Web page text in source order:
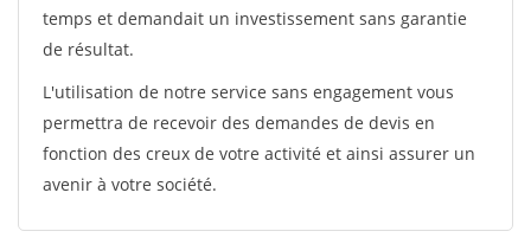
temps et demandait un investissement sans garantie
de résultat.
L'utilisation de notre service sans engagement vous
permettra de recevoir des demandes de devis en
fonction des creux de votre activité et ainsi assurer un
avenir à votre société.